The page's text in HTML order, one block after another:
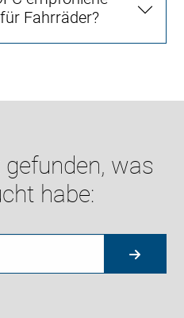
Fahrräder?
was
habe: